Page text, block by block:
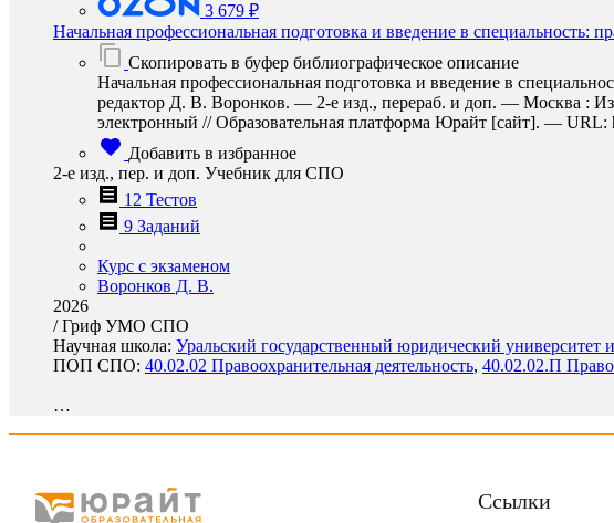
3 679 ₽
Начальная профессиональная подготовка и введение в специальность:
Скопировать в буфер библиографическое описание
Начальная профессиональная подготовка и введение в
редактор Д. В. Воронков. — 2-е изд., перераб. и доп. — Москва :
электронный // Образовательная платформа Юрайт [сайт]. — URL:
Добавить в избранное
2-е изд., пер. и доп. Учебник для СПО
12 Тестов
9 Заданий
Курс с экзаменом
Воронков Д. В.
2026
/Гриф УМО СПО
Научная школа: Уральский государственный юридический
ПОП СПО: 40.02.02 Правоохранительная деятельность, 40.02.02.П
…
Ссылки